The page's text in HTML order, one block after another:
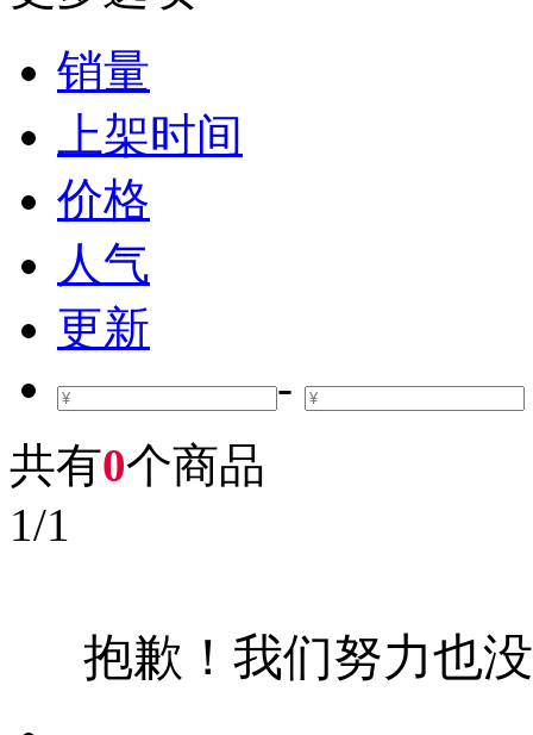
销量
上架时间
价格
人气
更新
-
共有0个商品
1/1
抱歉！我们努力也